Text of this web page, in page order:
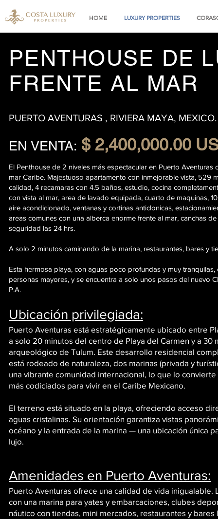
HOME LUXURY PROPERTIES
PENTHOUSE DE
FRENTE AL MAR
PUERTO AVENTURAS , RIVIERA MAYA, MEXICO.
EN VENTA: $ 2,400,000.00
El Penthouse de 2 niveles más espectacular en Puerto Aventuras
mar Caribe. Majestuoso apartamento con inmejorable vista, 529
calidad, 4 recamaras con 4.5 baños, estudio, cocina
con vista al mar, area de lavado equipada, cuarto de maquinas,
aire acondicionado, ventanas y cortinas anticlonicas,
areas comunes con una alberca enorme frente al mar, canchas
seguridad las 24 hrs.
A solo 2 minutos caminando de la marina, restaurantes, bares y
Esta hermosa playa, con aguas poco profundas y muy tranquilas,
personas mayores, y se encuentra a solo unos pasos del nuevo
P.A.
Ubicación privilegiada:
Puerto Aventuras está estratégicamente ubicado entre
a solo 20 minutos del centro de Playa del Carmen y a 30
arqueológico de Tulum. Este desarrollo residencial
está rodeado de naturaleza, dos marinas (privada y
una vibrante comunidad internacional, lo que lo
más codiciados para vivir en el Caribe Mexicano.
El terreno está situado en la playa, ofreciendo acceso
aguas cristalinas. Su orientación garantiza vistas
océano y la entrada de la marina — una ubicación única
lujo.
Amenidades en Puerto Aventuras:
Puerto Aventuras ofrece una calidad de vida inigualable.
con una marina para yates y embarcaciones, clubes
náutico con tiendas, mini mercados, restaurantes y bares